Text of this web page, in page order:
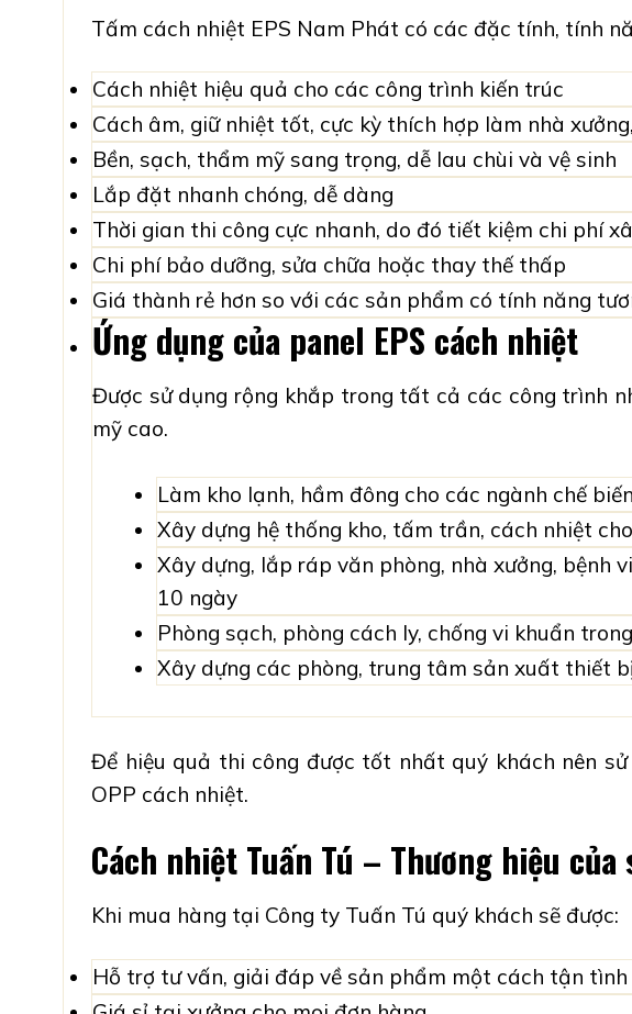
Tấm cách nhiệt EPS Nam Phát có các đặc tính, tính
Cách nhiệt hiệu quả cho các công trình kiến trúc
Cách âm, giữ nhiệt tốt, cực kỳ thích hợp làm nhà
Bền, sạch, thẩm mỹ sang trọng, dễ lau chùi và vệ sinh
Lắp đặt nhanh chóng, dễ dàng
Thời gian thi công cực nhanh, do đó tiết kiệm chi phí
Chi phí bảo dưỡng, sửa chữa hoặc thay thế thấp
Giá thành rẻ hơn so với các sản phẩm có tính năng
Ứng dụng của panel EPS cách nhiệt
Được sử dụng rộng khắp trong tất cả các công trình
mỹ cao.
Làm kho lạnh, hầm đông cho các ngành chế
Xây dựng hệ thống kho, tấm trần, cách nhiệt
Xây dựng, lắp ráp văn phòng, nhà xưởng, bệnh
10 ngày
Phòng sạch, phòng cách ly, chống vi khuẩn
Xây dựng các phòng, trung tâm sản xuất thiết
Để hiệu quả thi công được tốt nhất quý khách nên sử
OPP cách nhiệt.
Cách nhiệt Tuấn Tú – Thương hiệu
Khi mua hàng tại Công ty Tuấn Tú quý khách sẽ được:
Hỗ trợ tư vấn, giải đáp về sản phẩm một cách tận tình